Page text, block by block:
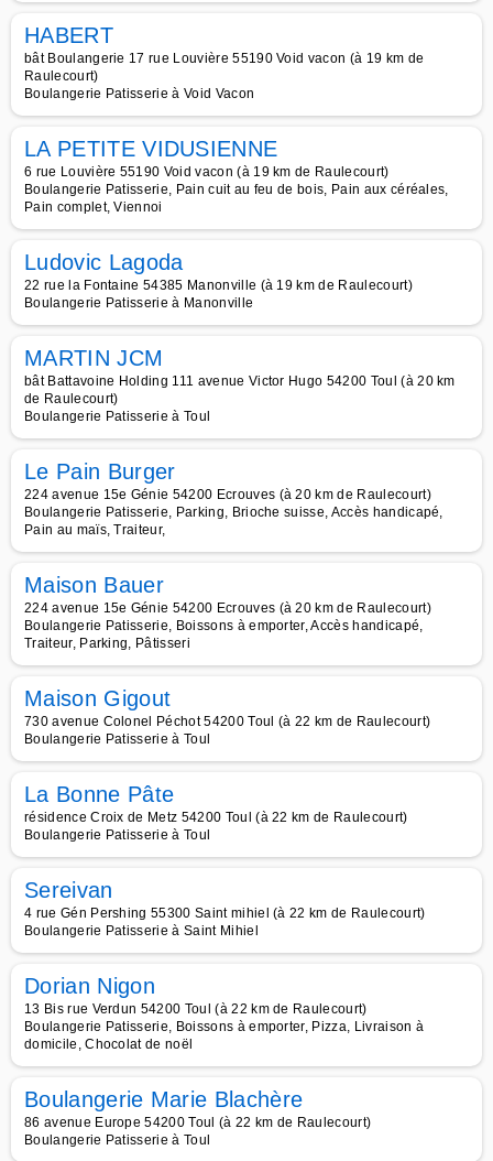
HABERT
bât Boulangerie 17 rue Louvière 55190 Void vacon (à 19 km de
Raulecourt)
Boulangerie Patisserie à Void Vacon
LA PETITE VIDUSIENNE
6 rue Louvière 55190 Void vacon (à 19 km de Raulecourt)
Boulangerie Patisserie, Pain cuit au feu de bois, Pain aux céréales,
Pain complet, Viennoi
Ludovic Lagoda
22 rue la Fontaine 54385 Manonville (à 19 km de Raulecourt)
Boulangerie Patisserie à Manonville
MARTIN JCM
bât Battavoine Holding 111 avenue Victor Hugo 54200 Toul (à 20 km
de Raulecourt)
Boulangerie Patisserie à Toul
Le Pain Burger
224 avenue 15e Génie 54200 Ecrouves (à 20 km de Raulecourt)
Boulangerie Patisserie, Parking, Brioche suisse, Accès handicapé,
Pain au maïs, Traiteur,
Maison Bauer
224 avenue 15e Génie 54200 Ecrouves (à 20 km de Raulecourt)
Boulangerie Patisserie, Boissons à emporter, Accès handicapé,
Traiteur, Parking, Pâtisseri
Maison Gigout
730 avenue Colonel Péchot 54200 Toul (à 22 km de Raulecourt)
Boulangerie Patisserie à Toul
La Bonne Pâte
résidence Croix de Metz 54200 Toul (à 22 km de Raulecourt)
Boulangerie Patisserie à Toul
Sereivan
4 rue Gén Pershing 55300 Saint mihiel (à 22 km de Raulecourt)
Boulangerie Patisserie à Saint Mihiel
Dorian Nigon
13 Bis rue Verdun 54200 Toul (à 22 km de Raulecourt)
Boulangerie Patisserie, Boissons à emporter, Pizza, Livraison à
domicile, Chocolat de noël
Boulangerie Marie Blachère
86 avenue Europe 54200 Toul (à 22 km de Raulecourt)
Boulangerie Patisserie à Toul